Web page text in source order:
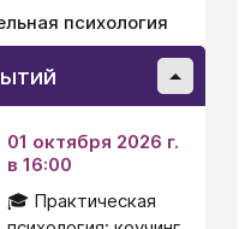
психология
01 октября 2026 г.
в 16:00
🎓 Практическая